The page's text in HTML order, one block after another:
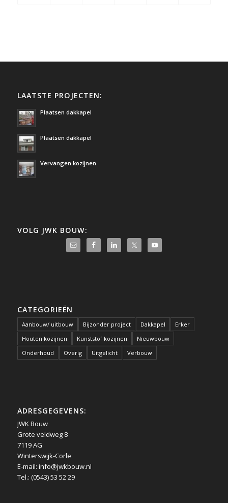
LAATSTE PROJECTEN:
Plaatsen dakkapel
Plaatsen dakkapel
Vervangen kozijnen
VOLG JWK BOUW:
CATEGORIEËN
Aanbouw/ uitbouw Bijzonder project Dakkapel
Erker
Houten kozijnen
Kunststof kozijnen
Nieuwbouw
Onderhoud
Overig Uitgelicht Verbouw
ADRESGEGEVENS:
JWK Bouw
Grote veldweg 8
7119 AG
Winterswijk-Corle
E-mail: info@jwkbouw.nl
Tel.: (0543) 53 52 29